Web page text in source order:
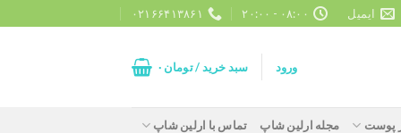
ایمیل ۰۸:۰۰ - ۲۰:۰۰ ۰۲۱۶۶۴۱۳۸۶۱
ورود سبد خرید /تومان ۰
پوست مجله ارلین شاپ تماس با ارلین شاپ